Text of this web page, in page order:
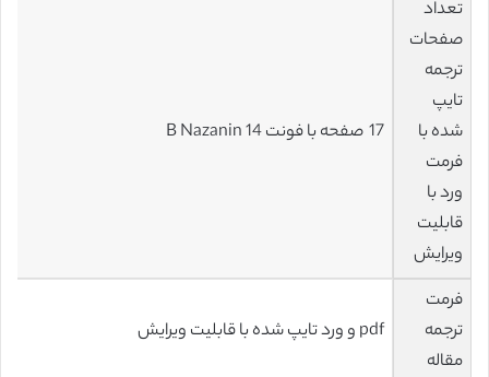
تعداد
صفحات
ترجمه
تایپ
شده با
فرمت
ورد با
قابلیت
ویرایش
17 صفحه با فونت 14 B Nazanin
فرمت
ترجمه
مقاله
pdf و ورد تایپ شده با قابلیت ویرایش